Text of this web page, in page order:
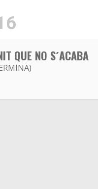
QUE NO S´ACABA